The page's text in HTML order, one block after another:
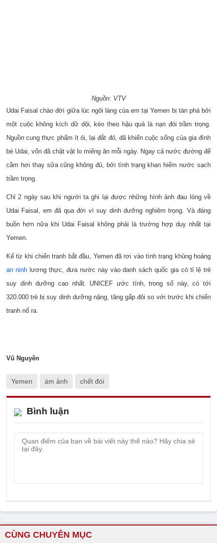
Nguồn: VTV
Udai Faisal chào đời giữa lúc ngôi làng của em tại Yemen bị tàn phá bởi
một cuộc không kích dữ dội, kéo theo hậu quả là nạn đói trầm trọng.
Nguồn cung thực phẩm ít ỏi, lại đắt đỏ, đã khiến cuộc sống của gia đình
bé Udai, vốn đã chật vật lo miếng ăn mỗi ngày. Ngay cả nước đường để
cầm hơi thay sữa cũng không đủ, bởi tình trạng khan hiếm nước sạch
trầm trọng.
Chỉ 2 ngày sau khi người ta ghi lại được những hình ảnh đau lòng về
Udai Faisal, em đã qua đời vì suy dinh dưỡng nghiêm trọng. Và đáng
buồn hơn nữa khi Udai Faisal không phải là trường hợp duy nhất tại
Yemen.
Kể từ khi chiến tranh bắt đầu, Yemen đã rơi vào tình trạng khủng hoảng
an ninhlương thực, đưa nước này vào danh sách quốc gia có tỉ lệ trẻ
suy dinh dưỡng cao nhất. UNICEF ước tính, trong số này, có tới
320.000 trẻ bị suy dinh dưỡng nặng, tăng gấp đôi so với trước khi chiến
tranh nổ ra.
Vũ Nguyên
Yemen ám ảnh chết đói
Bình luận
CÙNG CHUYÊN MỤC